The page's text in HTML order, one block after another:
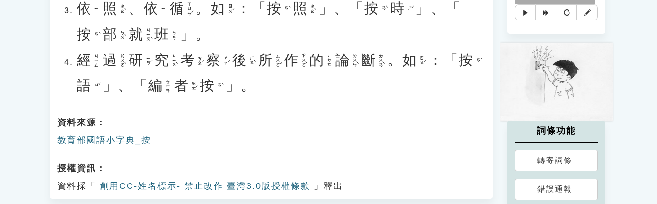
依
ㄧ 照 ㄓㄠˋ 、 依 ㄧ 循 ㄒㄩㄣˊ 。 如 ㄖㄨˊ ：「 按 ㄢˋ 照 ㄓㄠˋ 」、「 按 ㄢˋ 時 ㄕˊ
」、「
按
ㄢˋ 部 ㄅㄨˋ 就 ㄐㄧㄡˋ 班 ㄅㄢ
」。
經 ㄐㄧㄥ 過 ㄍㄨㄛˋ 研 ㄧㄢˊ 究 ㄐㄧㄡˋ 考 ㄎㄠˇ 察 ㄔㄚˊ 後 ㄏㄡˋ 所 ㄙㄨㄛˇ 作 ㄗㄨㄛˋ 的 ˙ㄉㄜ 論 ㄌㄨㄣˋ 斷 ㄉㄨㄢˋ 。如 ㄖㄨˊ ：「按 ㄢˋ
語 ㄩˇ 」、「 編 ㄅㄧㄢ 者 ㄓㄜˇ 按 ㄢˋ 」。
資料來源：
教育部國語小字典_按
授權資訊：
資料採「
創用CC-姓名標示- 禁止改作 臺灣3.0版授權條款 」釋出
詞條功能
轉寄詞條
錯誤通報